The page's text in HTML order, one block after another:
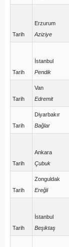
Tarih
Erzurum
Aziziye
Tarih
İstanbul
Pendik
Tarih
Van
Edremit
Tarih
Diyarbakır
Bağlar
Tarih
Ankara
Çubuk
Tarih
Zonguldak
Ereğli
Tarih
İstanbul
Beşiktaş